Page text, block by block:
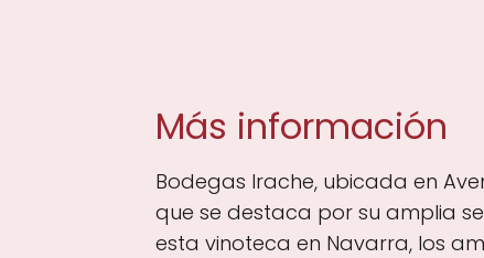
Más información
Bodegas Irache, ubicada en
que se destaca por su amplia
esta vinoteca en Navarra, los